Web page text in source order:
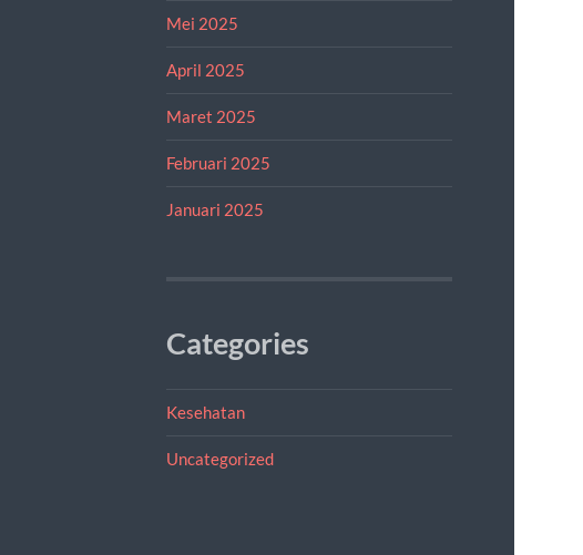
Mei 2025
April 2025
Maret 2025
Februari 2025
Januari 2025
Categories
Kesehatan
Uncategorized